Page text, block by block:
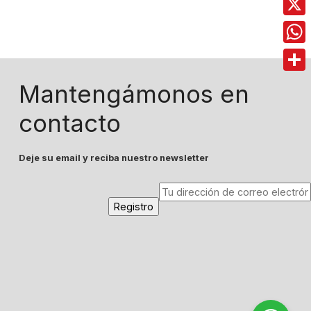
Mantengámonos en
contacto
Deje su email y reciba nuestro newsletter
X